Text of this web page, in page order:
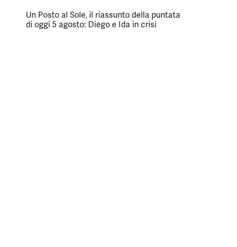
Un Posto al Sole, il riassunto della puntata
di oggi 5 agosto: Diego e Ida in crisi